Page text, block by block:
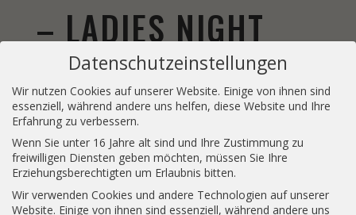
– LADIES NIGHT
Am 04.09.2026 veranstalte ich in
Kooperation mit dem Restaurant Nah am
Wasser das Aperitif Tasting
Ein Tasting für alle, die Aperol Spritz mögen,
aber Lust haben, ihren Horizont zu erweitern
Datenschutzeinstellungen
Wir nutzen Cookies auf unserer Website. Einige von ihnen sind
essenziell, während andere uns helfen, diese Website und Ihre
Erfahrung zu verbessern.
Wenn Sie unter 16 Jahre alt sind und Ihre Zustimmung zu
freiwilligen Diensten geben möchten, müssen Sie Ihre
Erziehungsberechtigten um Erlaubnis bitten.
Wir verwenden Cookies und andere Technologien auf unserer
Website. Einige von ihnen sind essenziell, während andere uns